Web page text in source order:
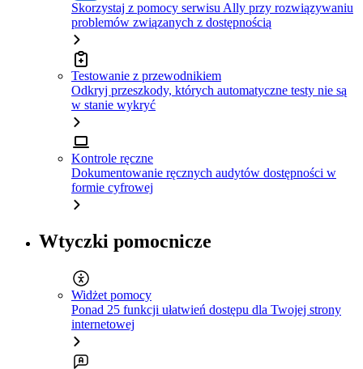
Skorzystaj z pomocy serwisu Ally przy rozwiązywaniu
problemów związanych z dostępnością
Testowanie z przewodnikiem
Odkryj przeszkody, których automatyczne testy nie są
w stanie wykryć
Kontrole ręczne
Dokumentowanie ręcznych audytów dostępności w
formie cyfrowej
Wtyczki pomocnicze
Widżet pomocy
Ponad 25 funkcji ułatwień dostępu dla Twojej strony
internetowej